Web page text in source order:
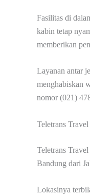
Fasilitas di
kabin tetap
memberikan
Layanan antar
menghabiskan
nomor (021)
Teletrans Travel
Teletrans
Bandung dari
Lokasinya